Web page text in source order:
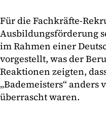
Für die Fachkräfte-
Ausbildungsförderung
im Rahmen einer
vorgestellt, was der
Reaktionen zeigten,
„Bademeisters“
überrascht waren.